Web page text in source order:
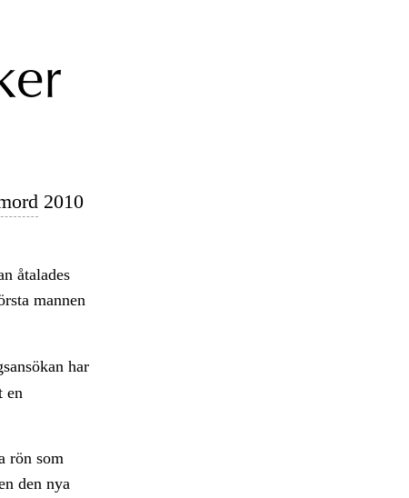
2010
åtalades
mannen
har
en
rön som
den nya